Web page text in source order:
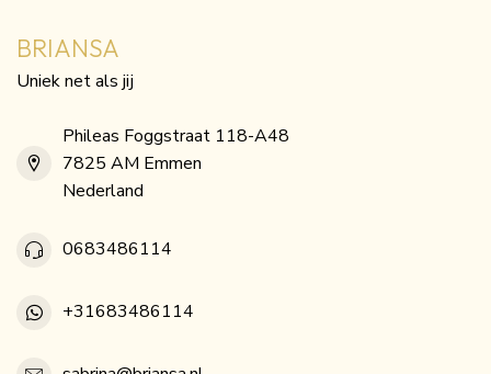
BRIANSA
Uniek net als jij
Phileas Foggstraat 118-A48
7825 AM Emmen
Nederland
0683486114
+31683486114